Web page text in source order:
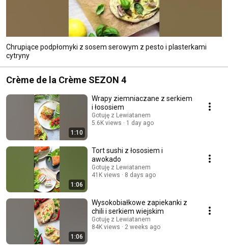
Chrupiące podpłomyki z sosem serowym z pesto i plasterkami
cytryny
Crème de la Crème SEZON 4
1:10
Wrapy ziemniaczane z serkiem
i łososiem
Gotuję z Lewiatanem
5.6K views
1 day ago
1:06
Tort sushi z łososiem i
awokado
Gotuję z Lewiatanem
41K views
8 days ago
1:06
Wysokobiałkowe zapiekanki z
chili i serkiem wiejskim
Gotuję z Lewiatanem
84K views
2 weeks ago